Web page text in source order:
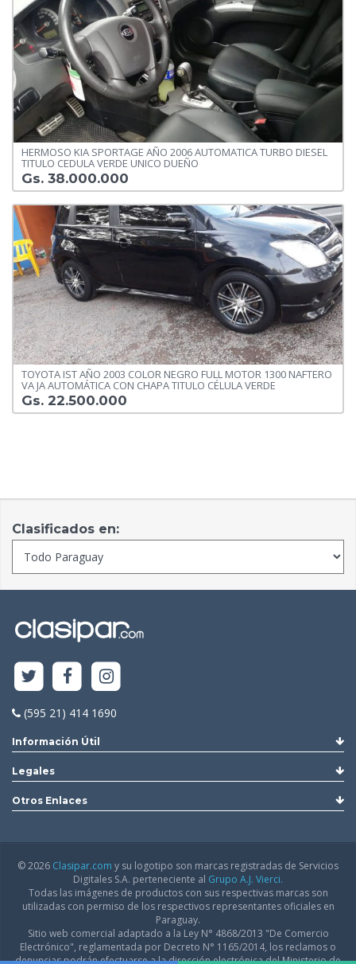
HERMOSO KIA SPORTAGE AÑO 2006 AUTOMATICA TURBO DIESEL
TITULO CEDULA VERDE UNICO DUEÑO
Gs. 38.000.000
TOYOTA IST AÑO 2003 COLOR NEGRO FULL MOTOR 1300 NAFTERO
VA JA AUTOMÁTICA CON CHAPA TITULO CÉLULA VERDE
Gs. 22.500.000
Clasificados en:
(595 21) 414 1690
Información Útil
Legales
Otros Enlaces
© 2026 Clasipar.com y su logotipo son marcas registradas de Servicios
Digitales S.A. perteneciente al Grupo A.J. Vierci.
Todas las imágenes de productos con sus respectivas marcas son
utilizadas con permiso de los respectivos representantes oficiales en
Paraguay.
Sitio web comercial adaptado a la Ley N° 4868/2013 "De Comercio
Electrónico", reglamentada por Decreto N° 1165/2014, los reclamos o
denuncias podrán efectuarse a la dirección electrónica del Ministerio de